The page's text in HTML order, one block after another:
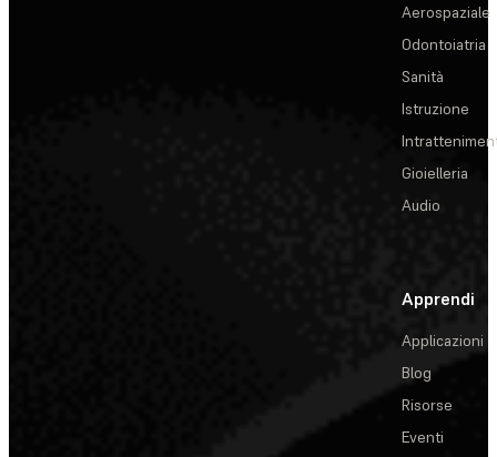
Aerospaziale
Odontoiatria
Sanità
Istruzione
Gioielleria
Audio
Apprendi
Applicazioni
Blog
Risorse
Eventi